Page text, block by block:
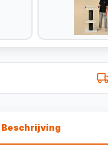
Beschrijving